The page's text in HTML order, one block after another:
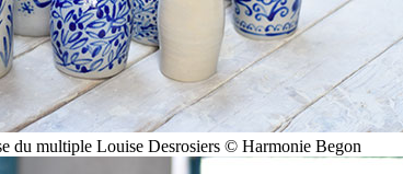
du multiple Louise Desrosiers © Harmonie Begon